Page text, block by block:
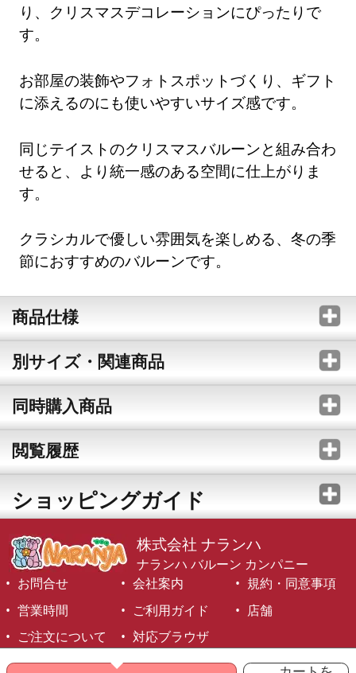
り、クリスマスデコレーションにぴったりで
す。
お部屋の装飾やフォトスポットづくり、ギフト
に添えるのにも使いやすいサイズ感です。
同じテイストのクリスマスバルーンと組み合わ
せると、より統一感のある空間に仕上がりま
す。
クラシカルで優しい雰囲気を楽しめる、冬の季
節におすすめのバルーンです。
商品仕様
別サイズ・関連商品
同時購入商品
閲覧履歴
ショッピングガイド
株式会社 ナランハ
ナランハ バルーン カンパニー
お問合せ
会社案内
規約・同意事項
営業時間
ご利用ガイド
店舗
ご注文について
対応ブラウザ
©1999-2026 NARANJA Inc. All Rights Reserved.